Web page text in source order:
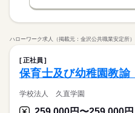
ハローワーク求人（掲載元：金沢公共職業安定所）
正社員
保育士及び幼稚園教諭
学校法人 久直学園